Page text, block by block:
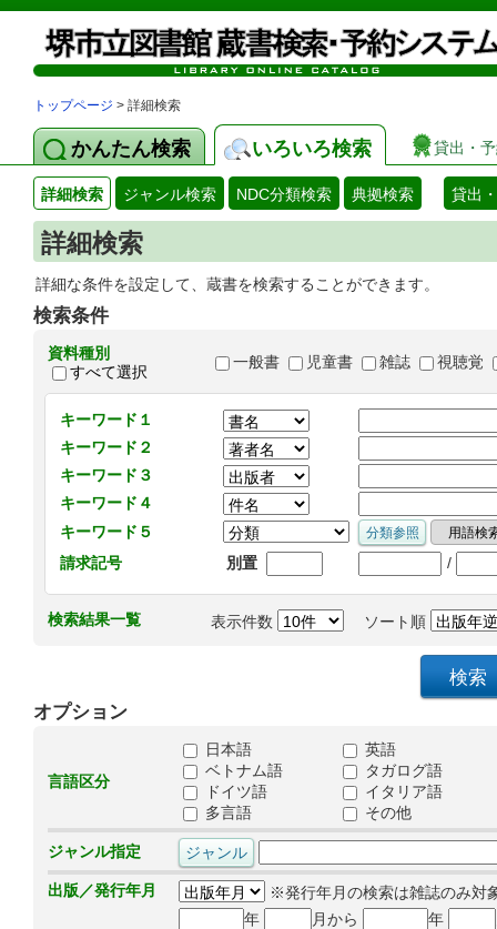
トップページ > 詳細検索
かんたん検索 いろいろ検索 貸出・
詳細検索 ジャンル検索 NDC分類検索 典拠検索 貸出
詳細検索
詳細な条件を設定して、蔵書を検索することができます。
検索条件
資料種別
すべて選択
一般書 児童書 雑誌 視聴覚
キーワード１
キーワード２
キーワード３
キーワード４
キーワード５
請求記号
別置 /
検索結果一覧 表示件数 ソート順
オプション
言語区分
日本語
英語
ベトナム語
タガログ語
ドイツ語
イタリア語
多言語
その他
ジャンル指定
出版／発行年月
※発行年月の検索は雑誌のみ対
年
月から 年